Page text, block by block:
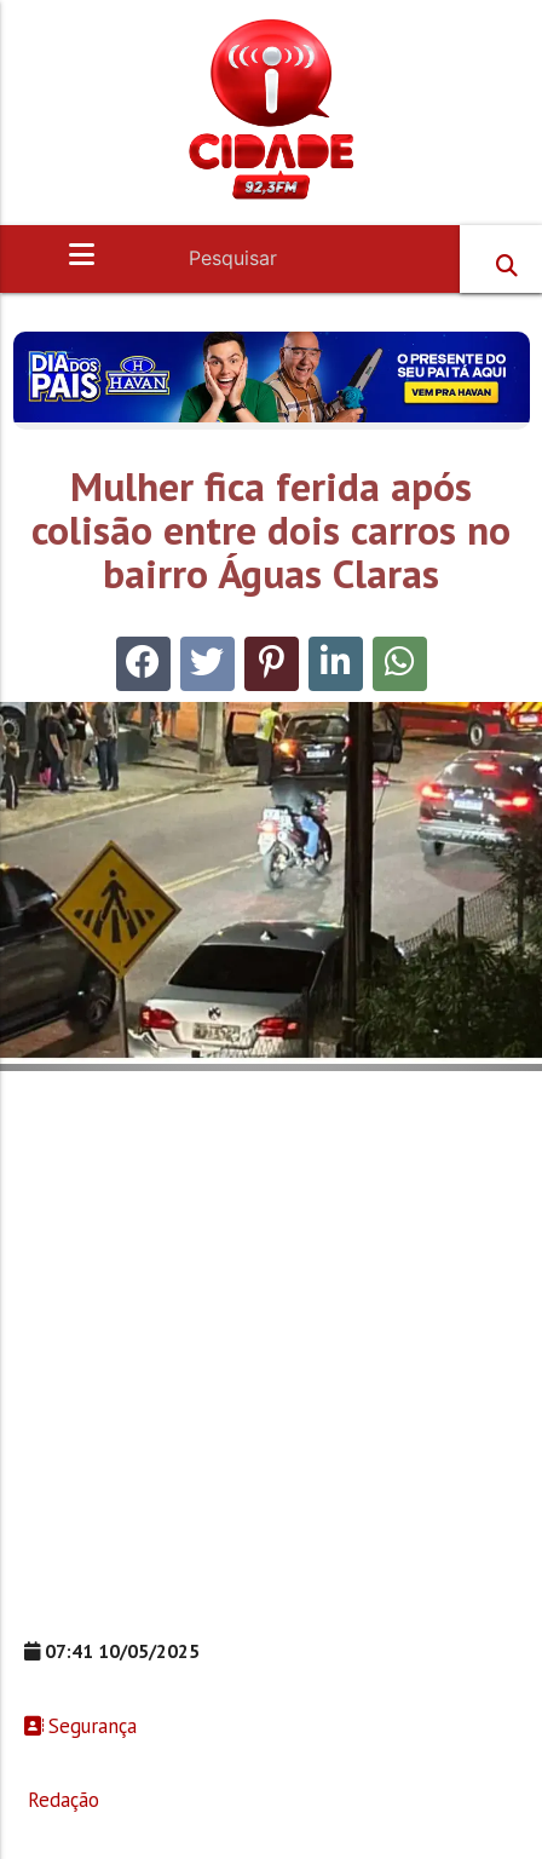
Mulher fica ferida após
colisão entre dois carros no
bairro Águas Claras
07:41 10/05/2025
Segurança
Redação